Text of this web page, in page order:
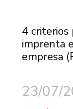
4
imprenta
empresa
23/07/